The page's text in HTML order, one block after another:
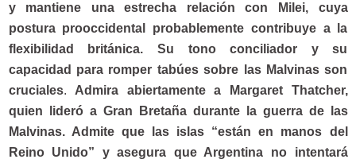
y mantiene una estrecha relación con Milei, cuya
postura prooccidental probablemente contribuye a la
flexibilidad británica. Su tono conciliador y su
capacidad para romper tabúes sobre las Malvinas son
cruciales. Admira abiertamente a Margaret Thatcher,
quien lideró a Gran Bretaña durante la guerra de las
Malvinas. Admite que las islas “están en manos del
Reino Unido” y asegura que Argentina no intentará